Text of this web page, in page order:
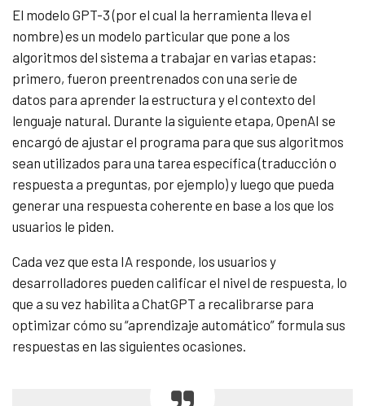
El modelo GPT-3 (por el cual la herramienta lleva el
nombre) es un modelo particular que pone a los
algoritmos del sistema a trabajar en varias etapas:
primero, fueron preentrenados con una serie de
datos para aprender la estructura y el contexto del
lenguaje natural. Durante la siguiente etapa, OpenAI se
encargó de ajustar el programa para que sus algoritmos
sean utilizados para una tarea específica (traducción o
respuesta a preguntas, por ejemplo) y luego que pueda
generar una respuesta coherente en base a los que los
usuarios le piden.
Cada vez que esta IA responde, los usuarios y
desarrolladores pueden calificar el nivel de respuesta, lo
que a su vez habilita a ChatGPT a recalibrarse para
optimizar cómo su “aprendizaje automático” formula sus
respuestas en las siguientes ocasiones.